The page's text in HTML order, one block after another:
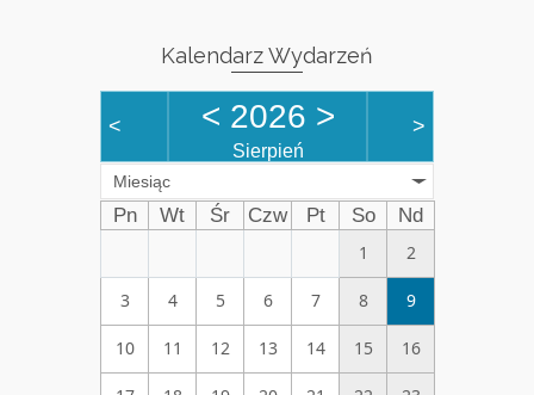
Kalendarz Wydarzeń
< < 2026 >
Sierpień
>
Miesiąc
Pn Wt Śr Czw Pt So
Nd
1
2
3 4 5 6 7 8 9
10 11 12 13 14 15 16